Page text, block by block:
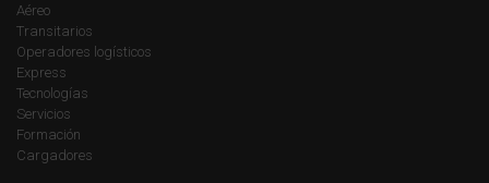
Aéreo
Transitarios
Operadores logísticos
Express
Tecnologías
Servicios
Formación
Cargadores